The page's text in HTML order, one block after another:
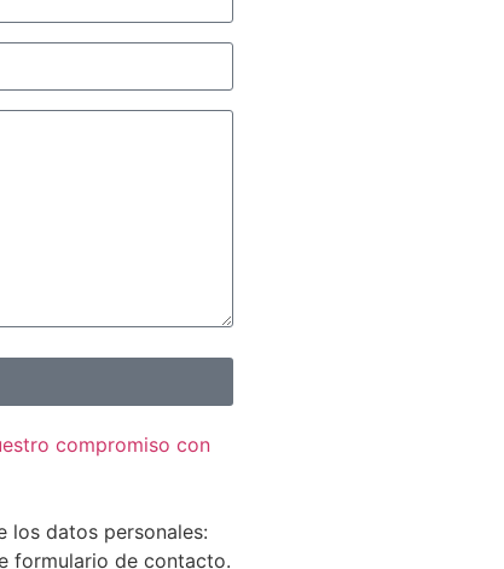
compromiso con
los datos personales:
formulario de contacto.